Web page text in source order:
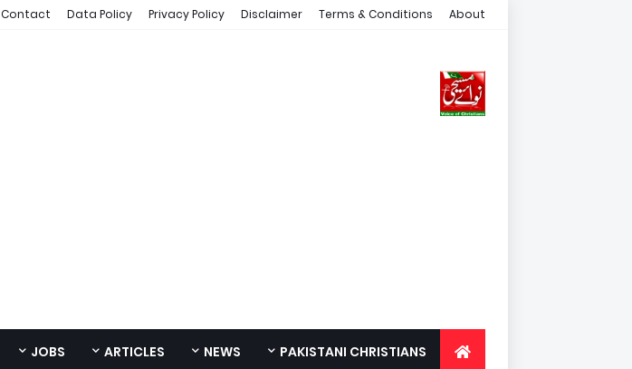
About
Terms & Conditions
Disclaimer
Privacy Policy
Data Policy
Contact
PAKISTANI CHRISTIANS
NEWS
ARTICLES
JOBS